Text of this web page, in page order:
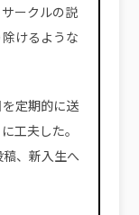
ークルの説
けるような
定期的に送
工夫した。
、新入生へ